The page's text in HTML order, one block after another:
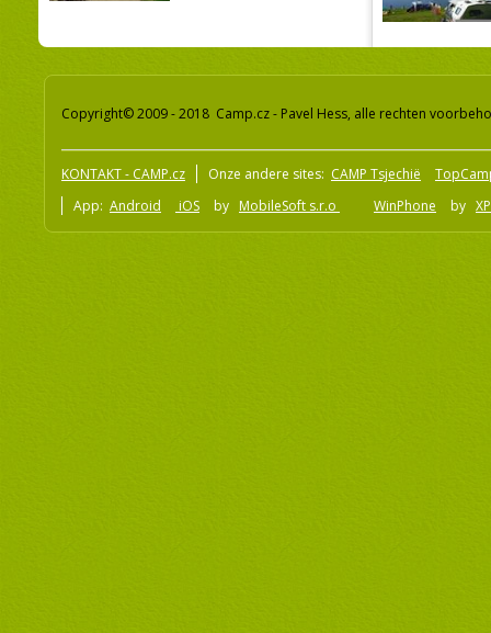
Copyright© 2009 - 2018 Camp.cz - Pavel Hess, alle rechten
KONTAKT - CAMP.cz Onze andere sites: CAMP Tsjechië
App: Android iOS by MobileSoft s.r.o WinPhone by